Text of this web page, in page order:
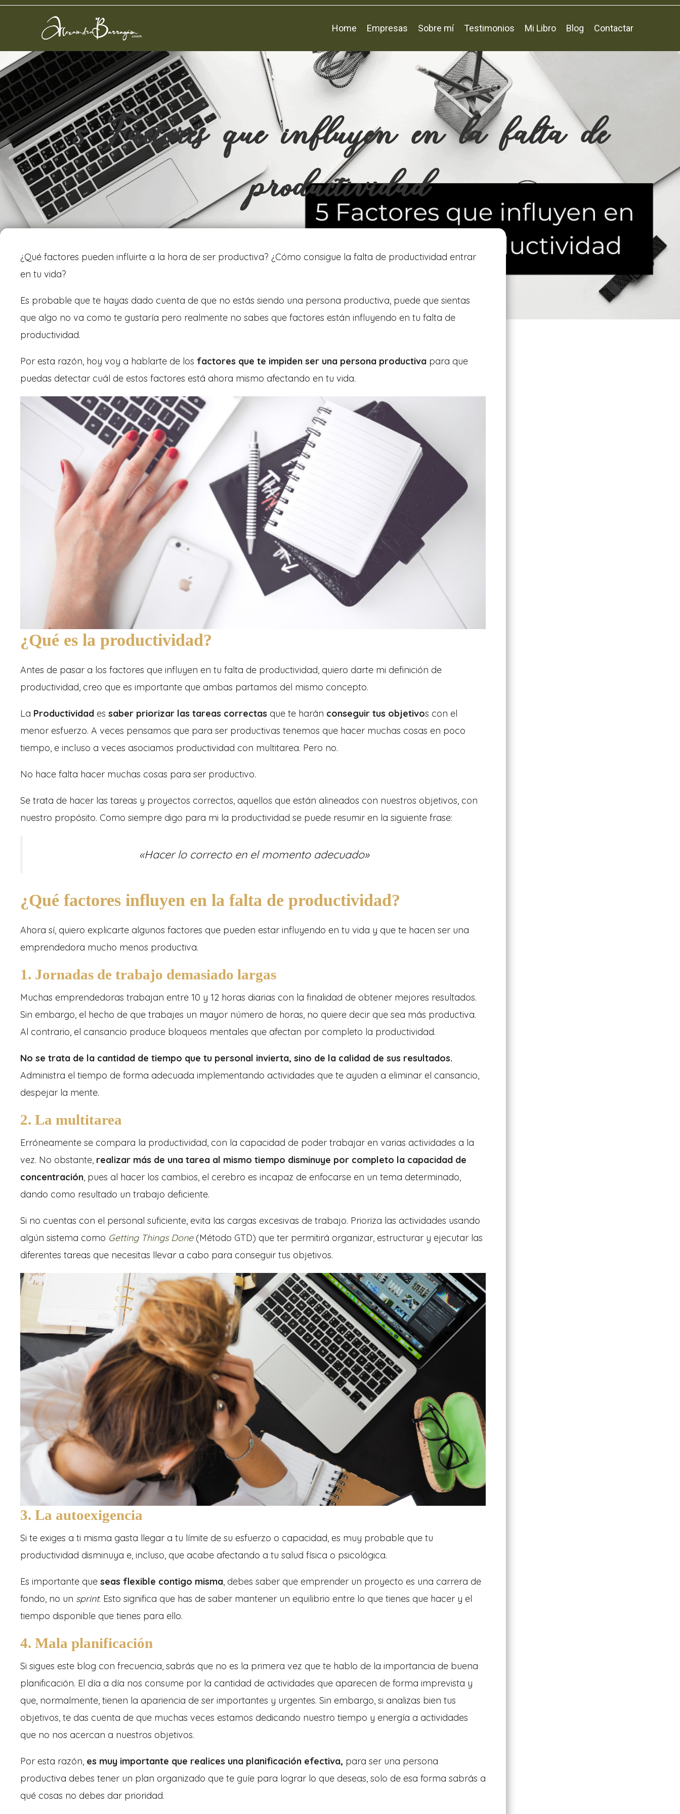
Home Empresas Sobre mí Testimonios Mi Libro Blog Contactar
5 Factores que influyen en la falta de
productividad
¿Qué factores pueden influirte a la hora de ser productiva? ¿Cómo consigue la falta de productividad entrar
en tu vida?
Es probable que te hayas dado cuenta de que no estás siendo una persona productiva, puede que sientas
que algo no va como te gustaría pero realmente no sabes que factores están influyendo en tu falta de
productividad.
Por esta razón, hoy voy a hablarte de los factores que te impiden ser una persona productiva para que
puedas detectar cuál de estos factores está ahora mismo afectando en tu vida.
¿Qué es la productividad?
Antes de pasar a los factores que influyen en tu falta de productividad, quiero darte mi definición de
productividad, creo que es importante que ambas partamos del mismo concepto.
La Productividad es saber priorizar las tareas correctas que te harán conseguir tus objetivos con el
menor esfuerzo. A veces pensamos que para ser productivas tenemos que hacer muchas cosas en poco
tiempo, e incluso a veces asociamos productividad con multitarea. Pero no.
No hace falta hacer muchas cosas para ser productivo.
Se trata de hacer las tareas y proyectos correctos, aquellos que están alineados con nuestros objetivos, con
nuestro propósito. Como siempre digo para mi la productividad se puede resumir en la siguiente frase:
«Hacer lo correcto en el momento adecuado»
¿Qué factores influyen en la falta de productividad?
Ahora sí, quiero explicarte algunos factores que pueden estar influyendo en tu vida y que te hacen ser una
emprendedora mucho menos productiva.
1. Jornadas de trabajo demasiado largas
Muchas emprendedoras trabajan entre 10 y 12 horas diarias con la finalidad de obtener mejores resultados.
Sin embargo, el hecho de que trabajes un mayor número de horas, no quiere decir que sea más productiva.
Al contrario, el cansancio produce bloqueos mentales que afectan por completo la productividad.
No se trata de la cantidad de tiempo que tu personal invierta, sino de la calidad de sus resultados.
Administra el tiempo de forma adecuada implementando actividades que te ayuden a eliminar el cansancio,
despejar la mente.
2. La multitarea
Erróneamente se compara la productividad, con la capacidad de poder trabajar en varias actividades a la
vez. No obstante, realizar más de una tarea al mismo tiempo disminuye por completo la capacidad de
concentración, pues al hacer los cambios, el cerebro es incapaz de enfocarse en un tema determinado,
dando como resultado un trabajo deficiente.
Si no cuentas con el personal suficiente, evita las cargas excesivas de trabajo. Prioriza las actividades usando
algún sistema como Getting Things Done (Método GTD) que ter permitirá organizar, estructurar y ejecutar las
diferentes tareas que necesitas llevar a cabo para conseguir tus objetivos.
3. La autoexigencia
Si te exiges a ti misma gasta llegar a tu límite de su esfuerzo o capacidad, es muy probable que tu
productividad disminuya e, incluso, que acabe afectando a tu salud física o psicológica.
Es importante que seas flexible contigo misma, debes saber que emprender un proyecto es una carrera de
fondo, no un sprint. Esto significa que has de saber mantener un equilibrio entre lo que tienes que hacer y el
tiempo disponible que tienes para ello.
4. Mala planificación
Si sigues este blog con frecuencia, sabrás que no es la primera vez que te hablo de la importancia de buena
planificación. El día a día nos consume por la cantidad de actividades que aparecen de forma imprevista y
que, normalmente, tienen la apariencia de ser importantes y urgentes. Sin embargo, si analizas bien tus
objetivos, te das cuenta de que muchas veces estamos dedicando nuestro tiempo y energía a actividades
que no nos acercan a nuestros objetivos.
Por esta razón, es muy importante que realices una planificación efectiva, para ser una persona
productiva debes tener un plan organizado que te guíe para lograr lo que deseas, solo de esa forma sabrás a
qué cosas no debes dar prioridad.